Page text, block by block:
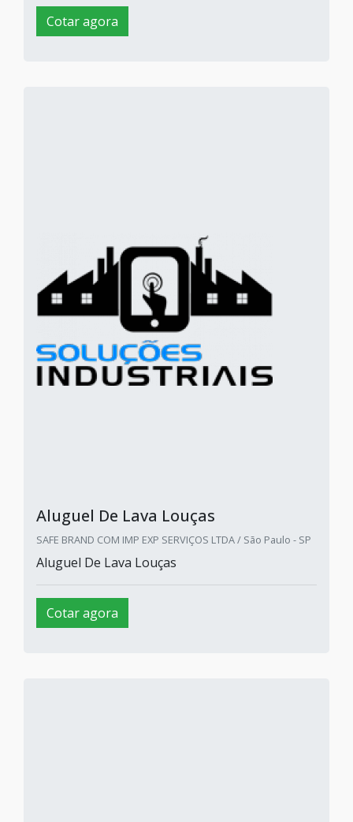
Cotar agora
Aluguel De Lava Louças
SAFE BRAND COM IMP EXP SERVIÇOS LTDA / São Paulo - SP
Aluguel De Lava Louças
Cotar agora